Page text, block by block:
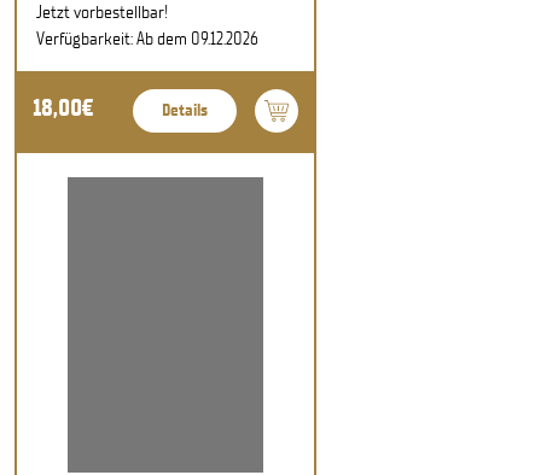
Jetzt vorbestellbar!
Verfügbarkeit: Ab dem 09.12.2026
18,00€ Details